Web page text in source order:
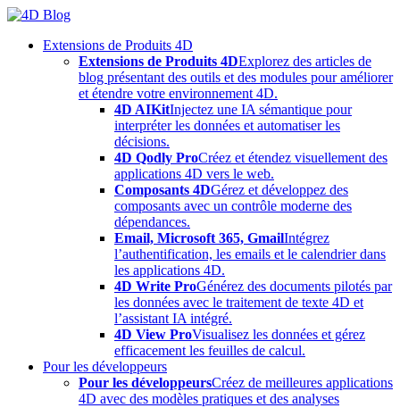
Skip
contentExtensions de Produits 4D
Extensions de Produits 4DExplorez des articles de
blog présentant des outils et des modules pour améliorer
et étendre votre environnement 4D.
4D AIKitInjectez une IA sémantique pour
interpréter les données et automatiser les
décisions.
4D Qodly ProCréez et étendez visuellement des
applications 4D vers le web.
Composants 4DGérez et développez des
composants avec un contrôle moderne des
dépendances.
Email, Microsoft 365, GmailIntégrez
l’authentification, les emails et le calendrier dans
les applications 4D.
4D Write ProGénérez des documents pilotés par
les données avec le traitement de texte 4D et
l’assistant IA intégré.
4D View ProVisualisez les données et gérez
efficacement les feuilles de calcul.
Pour les développeurs
Pour les développeursCréez de meilleures applications
4D avec des modèles pratiques et des analyses